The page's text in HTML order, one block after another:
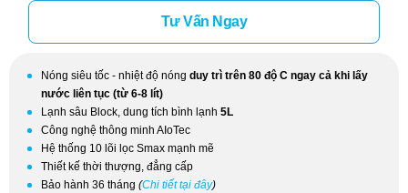
Tư Vấn Ngay
Nóng siêu tốc - nhiệt độ nóng duy trì trên 80 độ C ngay cả khi lấy
nước liên tục (từ 6-8 lít)
Lạnh sâu Block, dung tích bình lạnh 5L
Công nghệ thông minh AIoTec
Hệ thống 10 lõi lọc Smax mạnh mẽ
Thiết kế thời thượng, đẳng cấp
Bảo hành 36 tháng (Chi tiết tại đây)